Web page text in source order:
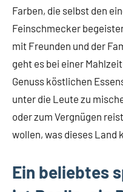
Farben, die selbst den
Feinschmecker
mit Freunden und der
geht es bei einer
Genuss köstlichen
unter die Leute zu
oder zum Vergnügen
wollen, was dieses Land
Ein beliebtes